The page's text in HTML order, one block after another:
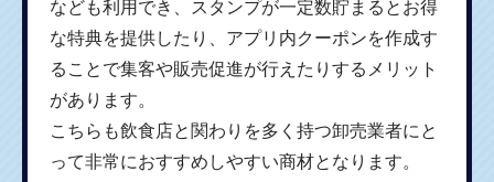
なども利用でき、スタンプが一定数貯まるとお得
な特典を提供したり、アプリ内クーポンを作成す
ることで集客や販売促進が行えたりするメリット
があります。
こちらも飲食店と関わりを多く持つ卸売業者にと
って非常におすすめしやすい商材となります。